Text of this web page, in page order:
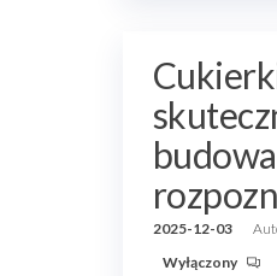
2025-12-03
Wyłączony